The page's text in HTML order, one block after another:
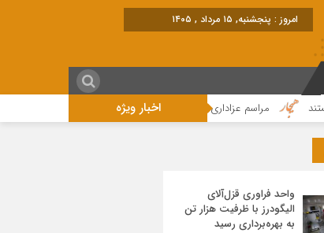
امروز : پنجشنبه, ۱۵ مرداد , ۱۴۰۵
اخبار ویژه
مراسم عزاداری واقامه نماز در روز عاشورای حسینی در الیگودرز برگزار
واحد فراوری قزل‌آلای
الیگودرز با ظرفیت هزار تن
به بهره‌برداری رسید